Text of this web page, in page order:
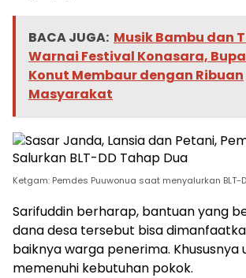
BACA JUGA: Musik Bambu dan
Warnai Festival Konasara,
Konut Membaur dengan Ribuan
Masyarakat
Ketgam: Pemdes Puuwonua saat menyalurkan BLT-
Sarifuddin berharap, bantuan yang
dana desa tersebut bisa
baiknya warga penerima. Khususnya
memenuhi kebutuhan pokok.